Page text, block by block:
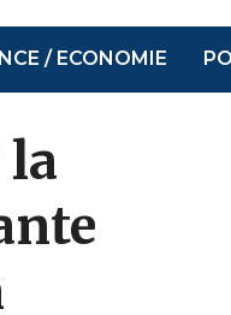
/ ECONOMIE
la